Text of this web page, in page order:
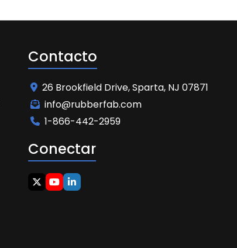
Contacto
26 Brookfield Drive, Sparta, NJ 07871
info@rubberfab.com
1-866-442-2959
Conectar